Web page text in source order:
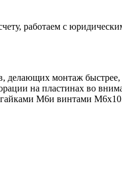
работаем с
делающих монтаж
на пластинах во
М6и винтами